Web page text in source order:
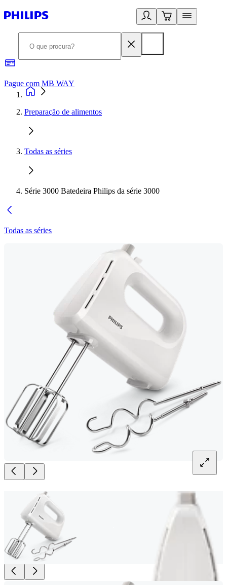
Pague com MB WAY
Preparação de alimentos
Todas as séries
Série 3000 Batedeira Philips da série 3000
Todas as séries